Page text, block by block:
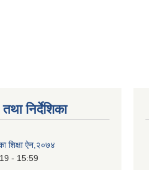
निर्देशिका
शिक्षा ऐन,२०७४
- 15:59